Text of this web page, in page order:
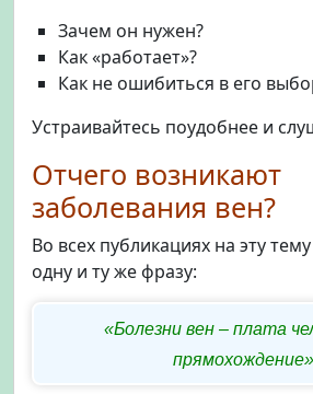
Зачем он нужен?
Как «работает»?
Как не ошибиться в его
Устраивайтесь поудобнее и
Отчего возникают
заболевания вен?
Во всех публикациях на эту
одну и ту же фразу:
«Болезни вен – плата